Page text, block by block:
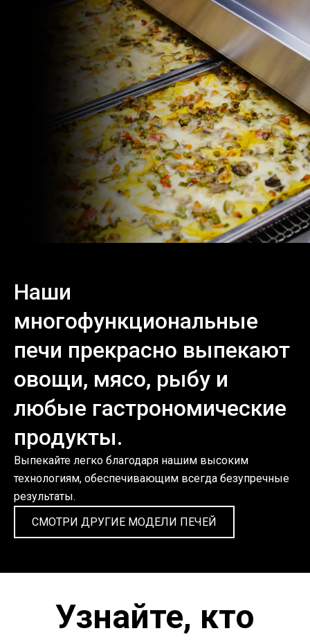
Наши
многофункциональные
печи прекрасно выпекают
овощи, мясо, рыбу и
любые гастрономические
продукты.
Выпекайте легко благодаря нашим высоким
технологиям, обеспечивающим всегда безупречные
результаты.
СМОТРИ ДРУГИЕ МОДЕЛИ ПЕЧЕЙ
Узнайте, кто